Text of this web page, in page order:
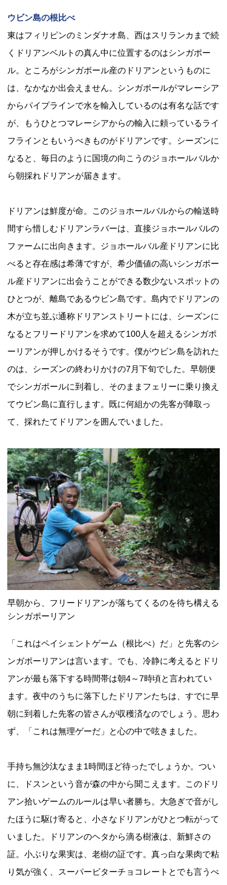
ウビン島の根比べ
東はフィリピンのミンダナオ島、西はスリランカまで続
くドリアンベルトの真ん中に位置するのはシンガポー
ル。ところがシンガポール産のドリアンというものに
は、なかなか出会えません。シンガポールがマレーシア
からパイプラインで水を輸入しているのは有名な話です
が、もうひとつマレーシアからの輸入に頼っているライ
フラインともいうべきものがドリアンです。シーズンに
なると、毎日のように国境の向こうのジョホールバルか
ら朝採れドリアンが届きます。
ドリアンは鮮度が命。このジョホールバルからの輸送時
間すら惜しむドリアンラバーは、直接ジョホールバルの
ファームに出向きます。ジョホールバル産ドリアンに比
べると存在感は希薄ですが、希少価値の高いシンガポー
ル産ドリアンに出会うことができる数少ないスポットの
ひとつが、離島であるウビン島です。島内でドリアンの
木が立ち並ぶ通称ドリアンストリートには、シーズンに
なるとフリードリアンを求めて100人を超えるシンガポ
ーリアンが押しかけるそうです。僕がウビン島を訪れた
のは、シーズンの終わりかけの7月下旬でした。早朝便
でシンガポールに到着し、そのままフェリーに乗り換え
てウビン島に直行します。既に何組かの先客が陣取っ
て、採れたてドリアンを囲んでいました。
早朝から、フリードリアンが落ちてくるのを待ち構える
シンガポーリアン
「これはペイシェントゲーム（根比べ）だ」と先客のシ
ンガポーリアンは言います。でも、冷静に考えるとドリ
アンが最も落下する時間帯は朝4～7時頃と言われてい
ます。夜中のうちに落下したドリアンたちは、すでに早
朝に到着した先客の皆さんが収穫済なのでしょう。思わ
ず、「これは無理ゲーだ」と心の中で呟きました。
手持ち無沙汰なまま1時間ほど待ったでしょうか。つい
に、ドスンという音が森の中から聞こえます。このドリ
アン拾いゲームのルールは早い者勝ち。大急ぎで音がし
たほうに駆け寄ると、小さなドリアンがひとつ転がって
いました。ドリアンのヘタから滴る樹液は、新鮮さの
証。小ぶりな果実は、老樹の証です。真っ白な果肉で粘
り気が強く、スーパービターチョコレートとでも言うべ